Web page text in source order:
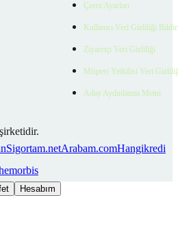
Çerez Ayarları
Kullanıcı Veri Gizliliği
Ziyaretçi Veri Gizliliği
Müşteri Yetkilisi Veri
Aday Aydınlatma Metni
Sigortam.netArabam.comHangikredi
Hesabım